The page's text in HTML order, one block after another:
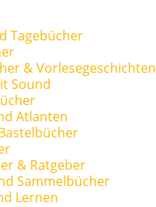
Tagebücher
& Vorlesegeschichten
Sound
Atlanten
& Ratgeber
Sammelbücher
Lernen